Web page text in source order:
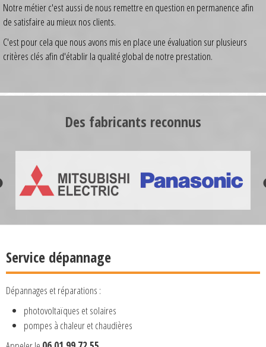
Notre métier c'est aussi de nous remettre en question en permanence afin
de satisfaire au mieux nos clients.
C'est pour cela que nous avons mis en place une évaluation sur plusieurs
critères clés afin d'établir la qualité global de notre prestation.
Des fabricants reconnus
Service dépannage
Dépannages et réparations :
photovoltaïques et solaires
pompes à chaleur et chaudières